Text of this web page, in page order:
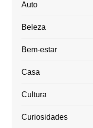
Auto
Beleza
Bem-estar
Casa
Cultura
Curiosidades